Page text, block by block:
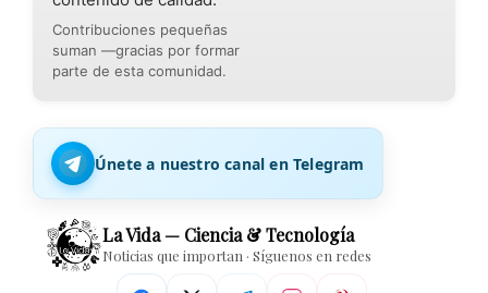
Contribuciones pequeñas
suman —gracias por formar
parte de esta comunidad.
Únete a nuestro canal en Telegram
La Vida — Ciencia & Tecnología
Noticias que importan · Síguenos en redes